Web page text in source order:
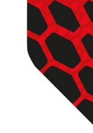
KIEGÉSZÍTŐK
RUHÁZAT
JÁTÉKOSOK